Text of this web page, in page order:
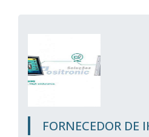
FORNECEDOR DE